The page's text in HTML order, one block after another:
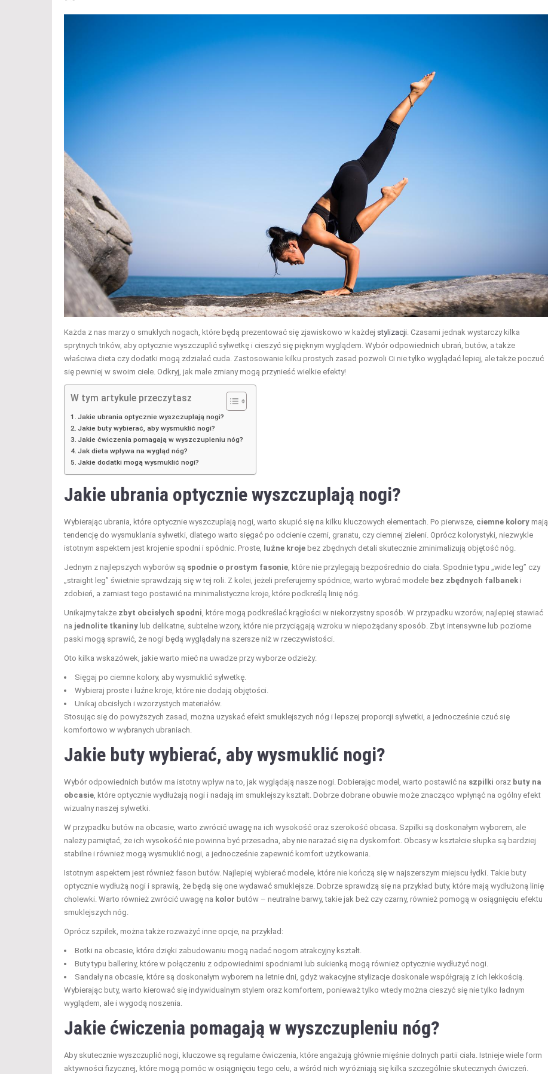
Każda z nas marzy o smukłych nogach, które będą prezentować się zjawiskowo w każdej stylizacji. Czasami jednak wystarczy kilka
sprytnych trików, aby optycznie wyszczuplić sylwetkę i cieszyć się pięknym wyglądem. Wybór odpowiednich ubrań, butów, a także
właściwa dieta czy dodatki mogą zdziałać cuda. Zastosowanie kilku prostych zasad pozwoli Ci nie tylko wyglądać lepiej, ale także poczuć
się pewniej w swoim ciele. Odkryj, jak małe zmiany mogą przynieść wielkie efekty!
W tym artykule przeczytasz
Jakie ubrania optycznie wyszczuplają nogi?
Jakie buty wybierać, aby wysmuklić nogi?
Jakie ćwiczenia pomagają w wyszczupleniu nóg?
Jak dieta wpływa na wygląd nóg?
Jakie dodatki mogą wysmuklić nogi?
Jakie ubrania optycznie wyszczuplają nogi?
Wybierając ubrania, które optycznie wyszczuplają nogi, warto skupić się na kilku kluczowych elementach. Po pierwsze, ciemne kolory mają
tendencję do wysmuklania sylwetki, dlatego warto sięgać po odcienie czerni, granatu, czy ciemnej zieleni. Oprócz kolorystyki, niezwykle
istotnym aspektem jest krojenie spodni i spódnic. Proste, luźne kroje bez zbędnych detali skutecznie zminimalizują objętość nóg.
Jednym z najlepszych wyborów są spodnie o prostym fasonie, które nie przylegają bezpośrednio do ciała. Spodnie typu „wide leg” czy
„straight leg” świetnie sprawdzają się w tej roli. Z kolei, jeżeli preferujemy spódnice, warto wybrać modele bez zbędnych falbanek i
zdobień, a zamiast tego postawić na minimalistyczne kroje, które podkreślą linię nóg.
Unikajmy także zbyt obcisłych spodni, które mogą podkreślać krągłości w niekorzystny sposób. W przypadku wzorów, najlepiej stawiać
na jednolite tkaniny lub delikatne, subtelne wzory, które nie przyciągają wzroku w niepożądany sposób. Zbyt intensywne lub poziome
paski mogą sprawić, że nogi będą wyglądały na szersze niż w rzeczywistości.
Oto kilka wskazówek, jakie warto mieć na uwadze przy wyborze odzieży:
Sięgaj po ciemne kolory, aby wysmuklić sylwetkę.
Wybieraj proste i luźne kroje, które nie dodają objętości.
Unikaj obcisłych i wzorzystych materiałów.
Stosując się do powyższych zasad, można uzyskać efekt smuklejszych nóg i lepszej proporcji sylwetki, a jednocześnie czuć się
komfortowo w wybranych ubraniach.
Jakie buty wybierać, aby wysmuklić nogi?
Wybór odpowiednich butów ma istotny wpływ na to, jak wyglądają nasze nogi. Dobierając model, warto postawić na szpilki oraz buty na
obcasie, które optycznie wydłużają nogi i nadają im smuklejszy kształt. Dobrze dobrane obuwie może znacząco wpłynąć na ogólny efekt
wizualny naszej sylwetki.
W przypadku butów na obcasie, warto zwrócić uwagę na ich wysokość oraz szerokość obcasa. Szpilki są doskonałym wyborem, ale
należy pamiętać, że ich wysokość nie powinna być przesadna, aby nie narażać się na dyskomfort. Obcasy w kształcie słupka są bardziej
stabilne i również mogą wysmuklić nogi, a jednocześnie zapewnić komfort użytkowania.
Istotnym aspektem jest również fason butów. Najlepiej wybierać modele, które nie kończą się w najszerszym miejscu łydki. Takie buty
optycznie wydłużą nogi i sprawią, że będą się one wydawać smuklejsze. Dobrze sprawdzą się na przykład buty, które mają wydłużoną linię
cholewki. Warto również zwrócić uwagę na kolor butów – neutralne barwy, takie jak beż czy czarny, również pomogą w osiągnięciu efektu
smuklejszych nóg.
Oprócz szpilek, można także rozważyć inne opcje, na przykład:
Botki na obcasie, które dzięki zabudowaniu mogą nadać nogom atrakcyjny kształt.
Buty typu balleriny, które w połączeniu z odpowiednimi spodniami lub sukienką mogą również optycznie wydłużyć nogi.
Sandały na obcasie, które są doskonałym wyborem na letnie dni, gdyż wakacyjne stylizacje doskonale współgrają z ich lekkością.
Wybierając buty, warto kierować się indywidualnym stylem oraz komfortem, ponieważ tylko wtedy można cieszyć się nie tylko ładnym
wyglądem, ale i wygodą noszenia.
Jakie ćwiczenia pomagają w wyszczupleniu nóg?
Aby skutecznie wyszczuplić nogi, kluczowe są regularne ćwiczenia, które angażują głównie mięśnie dolnych partii ciała. Istnieje wiele form
aktywności fizycznej, które mogą pomóc w osiągnięciu tego celu, a wśród nich wyróżniają się kilka szczególnie skutecznych ćwiczeń.